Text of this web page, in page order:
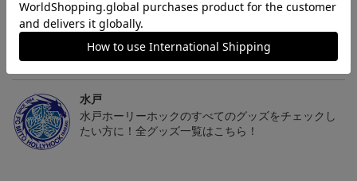
水戸
こだわりのデザインに注目！タオルマフラーは応援
の必須アイテム！
水戸
水戸ホーリーホックのすべてのグッズをチェックし
たい方に！全グッズ一覧はこちら！